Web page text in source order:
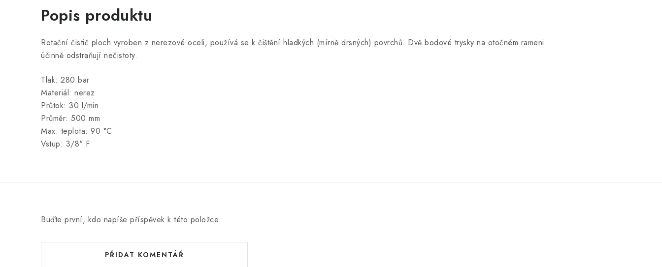
Popis produktu
Rotační čistič ploch vyroben z nerezové oceli, používá se k čištění hladkých (mírně drsných) povrchů. Dvě bodové trysky na otočném rameni
účinně odstraňují nečistoty.
Tlak: 280 bar
Materiál: nerez
Průtok: 30 l/min
Průměr: 500 mm
Max. teplota: 90 °C
Vstup: 3/8" F
Buďte první, kdo napíše příspěvek k této položce.
PŘIDAT KOMENTÁŘ